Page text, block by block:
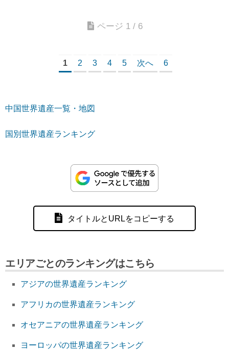
ページ 1 / 6
1 2 3 4 5 次へ 6
中国世界遺産一覧・地図
国別世界遺産ランキング
タイトルとURLをコピーする
エリアごとのランキングはこちら
アジアの世界遺産ランキング
アフリカの世界遺産ランキング
オセアニアの世界遺産ランキング
ヨーロッパの世界遺産ランキング